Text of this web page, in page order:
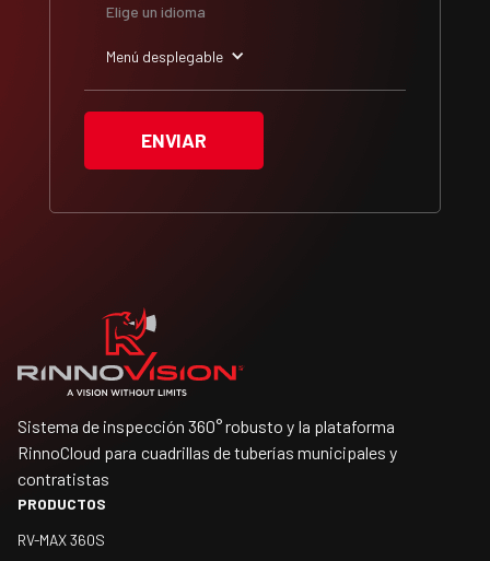
Elige un idioma
Menú desplegable
Sistema de inspección 360° robusto y la plataforma
RinnoCloud para cuadrillas de tuberías municipales y
contratistas
PRODUCTOS
RV-MAX 360S